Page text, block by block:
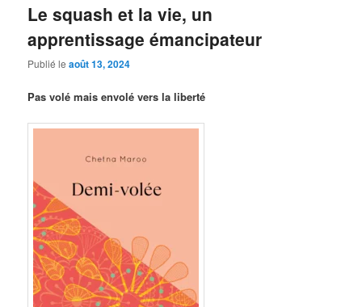
Le squash et la vie, un
apprentissage émancipateur
Publié leaoût 13, 2024
Pas volé mais envolé vers la liberté